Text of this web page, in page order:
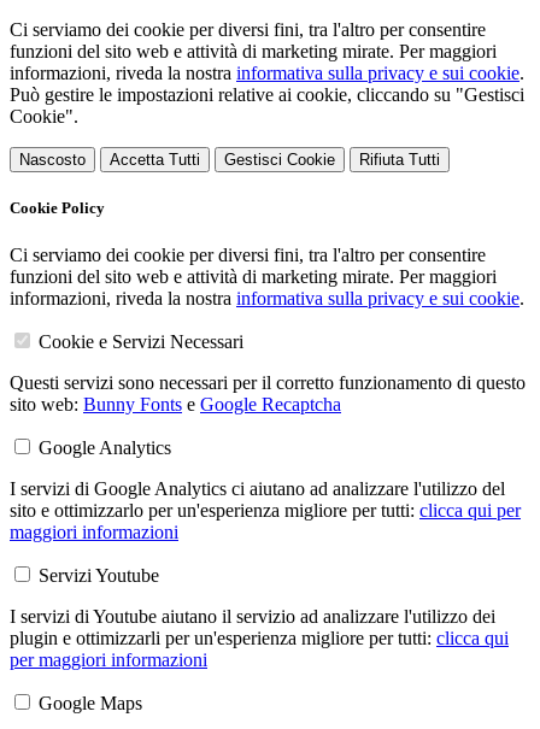
Ci serviamo dei cookie per diversi fini, tra l'altro per consentire
funzioni del sito web e attività di marketing mirate. Per maggiori
informazioni, riveda la nostra informativa sulla privacy e sui cookie.
Può gestire le impostazioni relative ai cookie, cliccando su "Gestisci
Cookie".
Nascosto Accetta Tutti Gestisci Cookie Rifiuta Tutti
Cookie Policy
Ci serviamo dei cookie per diversi fini, tra l'altro per consentire
funzioni del sito web e attività di marketing mirate. Per maggiori
informazioni, riveda la nostra informativa sulla privacy e sui cookie.
Cookie e Servizi Necessari
Questi servizi sono necessari per il corretto funzionamento di questo
sito web: Bunny Fonts e Google Recaptcha
Google Analytics
I servizi di Google Analytics ci aiutano ad analizzare l'utilizzo del
sito e ottimizzarlo per un'esperienza migliore per tutti: clicca qui per
maggiori informazioni
Servizi Youtube
I servizi di Youtube aiutano il servizio ad analizzare l'utilizzo dei
plugin e ottimizzarli per un'esperienza migliore per tutti: clicca qui
per maggiori informazioni
Google Maps